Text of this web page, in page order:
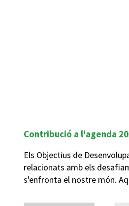
Contribució a l'agenda
Els Objectius de
relacionats amb els
s'enfronta el nostre món.